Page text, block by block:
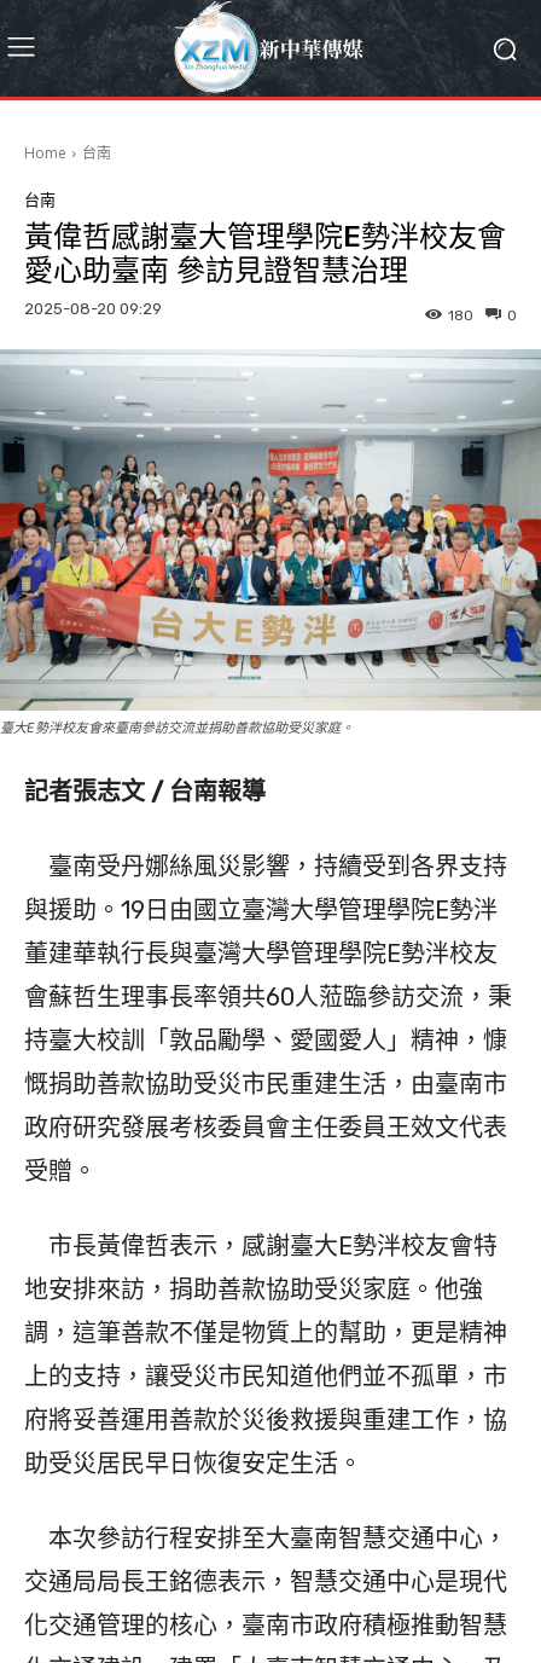
Home 台南
台南
黃偉哲感謝臺大管理學院E勢泮校友會
愛心助臺南 參訪見證智慧治理
2025-08-20 09:29 0
180
臺大E勢泮校友會來臺南參訪交流並捐助善款協助受災家庭。
記者張志文 / 台南報導
臺南受丹娜絲風災影響，持續受到各界支持
與援助。19日由國立臺灣大學管理學院E勢泮
董建華執行長與臺灣大學管理學院E勢泮校友
會蘇哲生理事長率領共60人蒞臨參訪交流，秉
持臺大校訓「敦品勵學、愛國愛人」精神，慷
慨捐助善款協助受災市民重建生活，由臺南市
政府研究發展考核委員會主任委員王效文代表
受贈。
市長黃偉哲表示，感謝臺大E勢泮校友會特
地安排來訪，捐助善款協助受災家庭。他強
調，這筆善款不僅是物質上的幫助，更是精神
上的支持，讓受災市民知道他們並不孤單，市
府將妥善運用善款於災後救援與重建工作，協
助受災居民早日恢復安定生活。
本次參訪行程安排至大臺南智慧交通中心，
交通局局長王銘德表示，智慧交通中心是現代
化交通管理的核心，臺南市政府積極推動智慧